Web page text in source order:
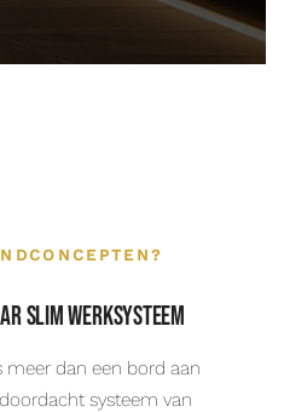
slim werksysteem
meer dan een bord aan
systeem van